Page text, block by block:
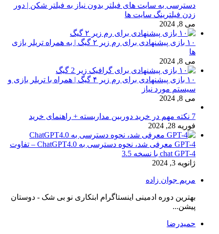
دسترسی به سایت های فیلتر بدون نیاز به فیلتر شکن | دور
زدن فیلترینگ سایت ها
می 8, 2024
۱۰ بازی پیشنهادی برای رم زیر ۲ گیگ | به همراه تریلر بازی
ها
می 8, 2024
۱۰ بازی پیشنهادی برای رم زیر ۴ گیگ | همراه با تریلر بازی و
سیستم مورد نیاز
می 8, 2024
7 نکته مهم در خرید دوربین مداربسته + راهنمای خرید
فوریه 28, 2024
GPT-4 معرفی شد، نحوه دسترسی به ChatGPT4.0 – تفاوت
chat GPT-4 با نسخه 3.5
ژانویه 3, 2024
مریم جوان زاده
بهترین دوره ادمینی اینستاگرام ابتکاری نو بی شک - دوستان
پیشن...
حمیدرضا